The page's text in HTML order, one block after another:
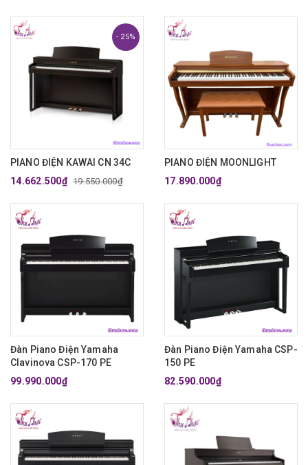
- 25%
PIANO ĐIỆN KAWAI CN 34C
14.662.500₫ 19.550.000₫
PIANO ĐIỆN MOONLIGHT
17.890.000₫
Đàn Piano Điện Yamaha
Clavinova CSP-170 PE
99.990.000₫
Đàn Piano Điện Yamaha CSP-
150 PE
82.590.000₫